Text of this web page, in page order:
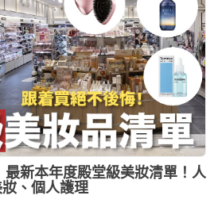
最新本年度殿堂級美妝清單！人
、個人護理